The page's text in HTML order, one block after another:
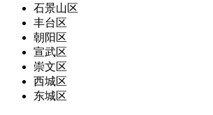
石景山区
丰台区
朝阳区
宣武区
崇文区
西城区
东城区